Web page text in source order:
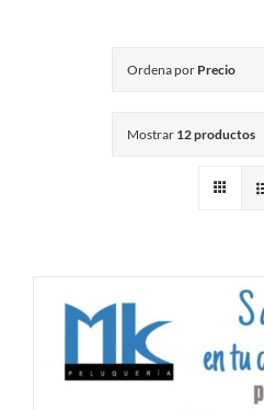
Ordena por Precio
Mostrar 12 productos